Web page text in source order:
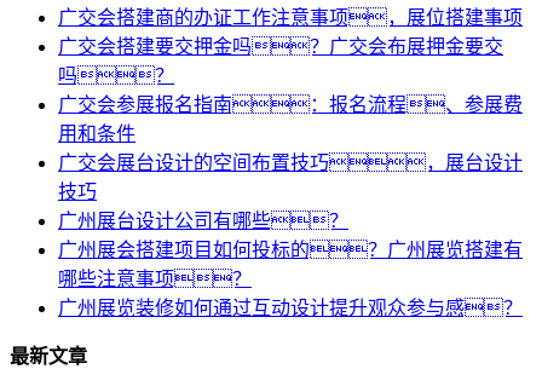
广交会搭建商的办证工作注意事项，展位搭建事项
广交会搭建要交押金吗？广交会布展押金要交
吗？
广交会参展报名指南：报名流程、参展费
用和条件
广交会展台设计的空间布置技巧，展台设计
技巧
广州展台设计公司有哪些？
广州展会搭建项目如何投标的？广州展览搭建有
哪些注意事项？
广州展览装修如何通过互动设计提升观众参与感？
最新文章